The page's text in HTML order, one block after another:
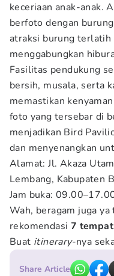
keceriaan anak-anak.
berfoto dengan
atraksi burung terlatih
menggabungkan
Fasilitas pendukung
bersih, musala, serta
memastikan
foto yang tersebar di
menjadikan Bird
dan menyenangkan
Alamat: Jl. Akaza
Lembang, Kabupaten
Jam buka:
Wah, beragam juga
rekomendasi 7
Buat itinerary-nya
Share Article